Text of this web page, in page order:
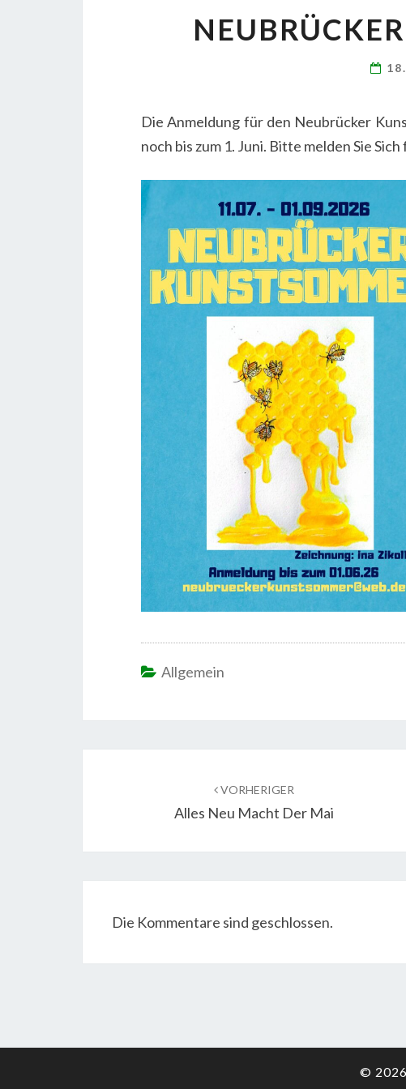
Die Anmeldung für den Neubrücker
noch bis zum 1. Juni. Bitte melden Sie
Allgemein
VORHERIGER
Alles Neu Macht Der Mai
Die Kommentare sind geschlossen.
© 2026